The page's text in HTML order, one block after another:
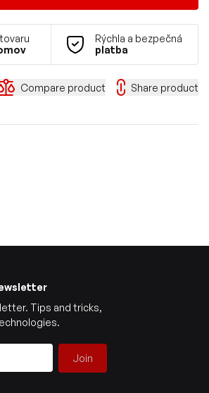
Rýchla a bezpečná
platba
Compare product Share product
Tips and tricks,
Join